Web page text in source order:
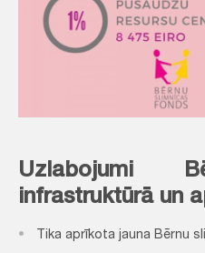
Uzlabojumi
infrastruktūrā un
Tika aprīkota jauna Bērnu